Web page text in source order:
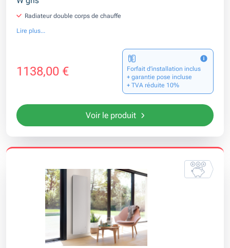
Radiateur double corps de chauffe
Lire plus...
1138,00 €
Forfait d’installation inclus
+ garantie pose incluse
+ TVA réduite 10%
Voir le produit